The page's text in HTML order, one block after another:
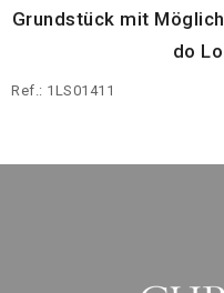
Grundstück mit
do
Ref.: 1LS01411